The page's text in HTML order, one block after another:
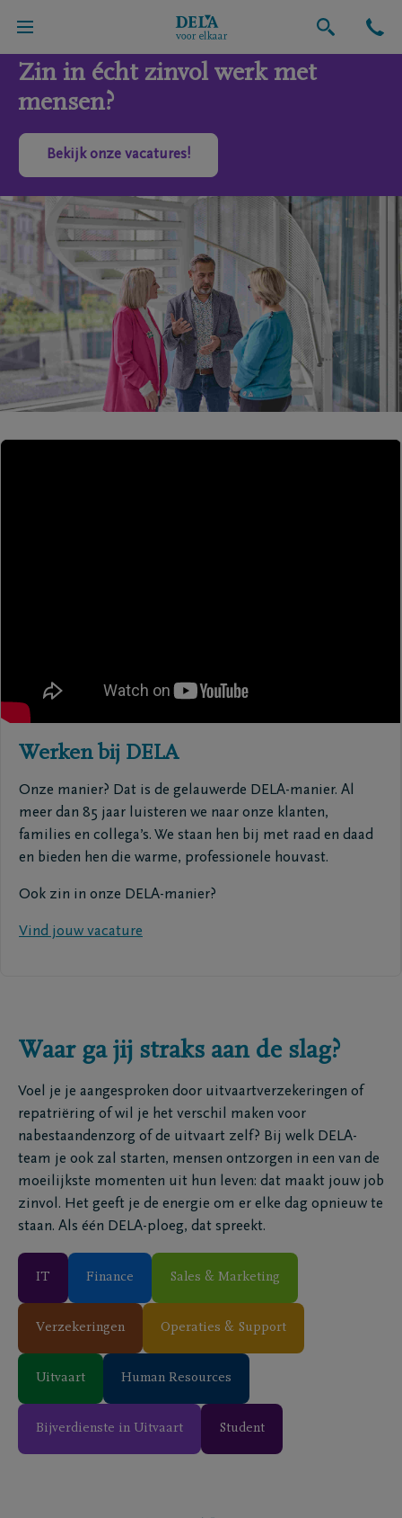
Zin in écht zinvol werk met
mensen?
Bekijk onze vacatures!
Werken bij DELA
Onze manier? Dat is de gelauwerde DELA-manier. Al
meer dan 85 jaar luisteren we naar onze klanten,
families en collega’s. We staan hen bij met raad en daad
en bieden hen die warme, professionele houvast.
Ook zin in onze DELA-manier?
Vind jouw vacature
Waar ga jij straks aan de slag?
Voel je je aangesproken door uitvaartverzekeringen of
repatriëring of wil je het verschil maken voor
nabestaandenzorg of de uitvaart zelf? Bij welk DELA-
team je ook zal starten, mensen ontzorgen in een van de
moeilijkste momenten uit hun leven: dat maakt jouw job
zinvol. Het geeft je de energie om er elke dag opnieuw te
staan. Als één DELA-ploeg, dat spreekt.
IT Finance Sales & Marketing
Verzekeringen Operaties & Support
Uitvaart Human Resources
Bijverdienste in Uitvaart Student